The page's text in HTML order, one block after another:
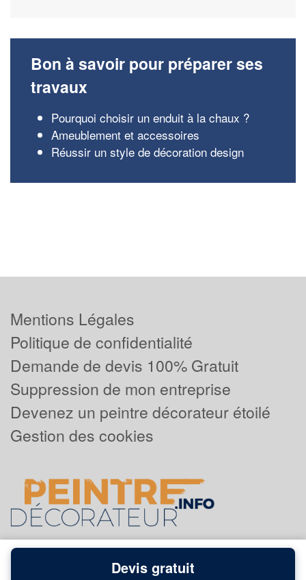
Bon à savoir pour préparer ses
travaux
Pourquoi choisir un enduit à la chaux ?
Ameublement et accessoires
Réussir un style de décoration design
Mentions Légales
Politique de confidentialité
Demande de devis 100% Gratuit
Suppression de mon entreprise
Devenez un peintre décorateur étoilé
Gestion des cookies
Powered byPlus que pro
Devis gratuit